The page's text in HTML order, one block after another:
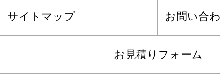
サイトマップ お問い合
お見積りフォーム